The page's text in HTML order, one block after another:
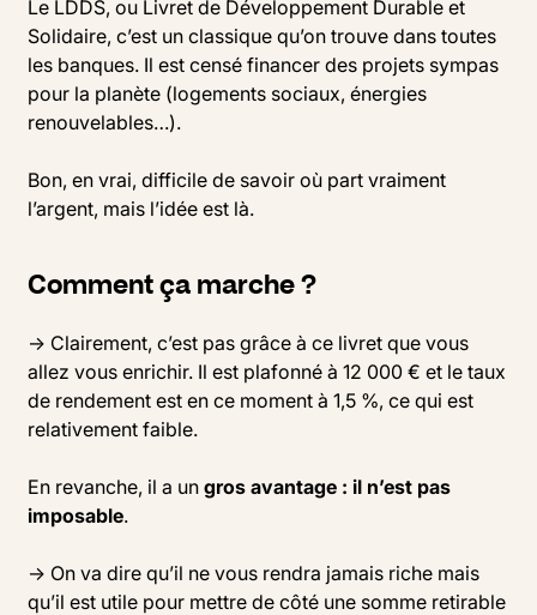
Le LDDS, ou Livret de Développement Durable et
Solidaire, c’est un classique qu’on trouve dans toutes
les banques. Il est censé financer des projets sympas
pour la planète (logements sociaux, énergies
renouvelables…).
Bon, en vrai, difficile de savoir où part vraiment
l’argent, mais l’idée est là.
Comment ça marche ?
→ Clairement, c’est pas grâce à ce livret que vous
allez vous enrichir. Il est plafonné à 12 000 € et le taux
de rendement est en ce moment à 1,5 %, ce qui est
relativement faible.
En revanche, il a un gros avantage : il n’est pas
imposable.
→ On va dire qu’il ne vous rendra jamais riche mais
qu’il est utile pour mettre de côté une somme retirable